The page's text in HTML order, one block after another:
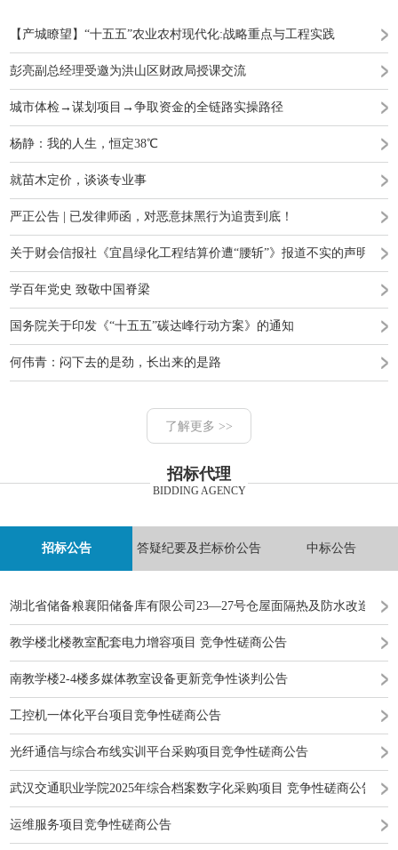
【产城瞭望】“十五五”农业农村现代化:战略重点与工程实践
彭亮副总经理受邀为洪山区财政局授课交流
城市体检→谋划项目→争取资金的全链路实操路径
杨静：我的人生，恒定38℃
就苗木定价，谈谈专业事
严正公告 | 已发律师函，对恶意抹黑行为追责到底！
关于财会信报社《宜昌绿化工程结算价遭“腰斩”》报道不实的声明
学百年党史 致敬中国脊梁
国务院关于印发《“十五五”碳达峰行动方案》的通知
何伟青：闷下去的是劲，长出来的是路
了解更多 >>
招标代理
BIDDING AGENCY
招标公告 答疑纪要及拦标价公告 中标公告
湖北省储备粮襄阳储备库有限公司23—27号仓屋面隔热及防水改造工
教学楼北楼教室配套电力增容项目 竞争性磋商公告
南教学楼2-4楼多媒体教室设备更新竞争性谈判公告
工控机一体化平台项目竞争性磋商公告
光纤通信与综合布线实训平台采购项目竞争性磋商公告
武汉交通职业学院2025年综合档案数字化采购项目 竞争性磋商公告
运维服务项目竞争性磋商公告